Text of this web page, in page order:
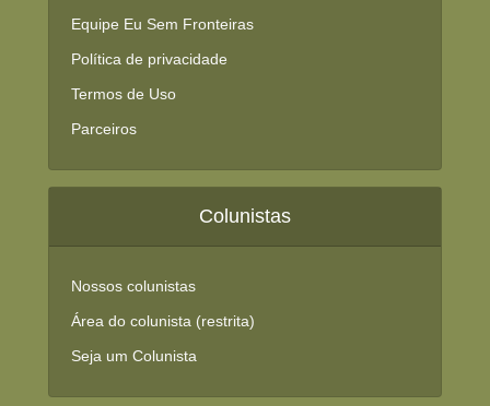
Equipe Eu Sem Fronteiras
Política de privacidade
Termos de Uso
Parceiros
Colunistas
Nossos colunistas
Área do colunista (restrita)
Seja um Colunista